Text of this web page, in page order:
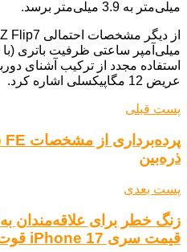
میلی‌متر به 3.9 میلی‌متر برسد.
عریض 12 مگاپیکسلی اشاره کرد.
پست قبلی
ذره‌بین
پست بعدی
زنگ خطر برای علاقه‌مندان
قیمت سری iPhone 17 قوت گرفت